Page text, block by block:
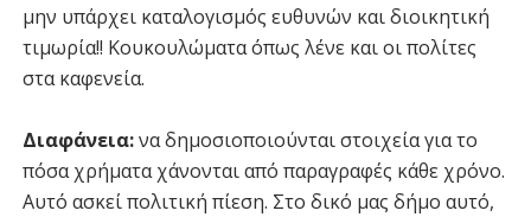
μην υπάρχει καταλογισμός ευθυνών και διοικητική
τιμωρία!! Κουκουλώματα όπως λένε και οι πολίτες
στα καφενεία.
Διαφάνεια:να δημοσιοποιούνται στοιχεία για το
πόσα χρήματα χάνονται από παραγραφές κάθε χρόνο.
Αυτό ασκεί πολιτική πίεση. Στο δικό μας δήμο αυτό,